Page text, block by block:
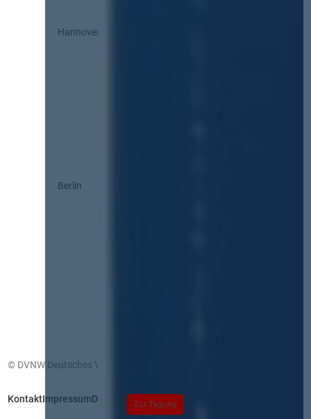
Zur Tagung
Hannover
Berlin
© DVNW Deutsches Vergabenetzwerk GmbH
KontaktImpressumDatenschutz